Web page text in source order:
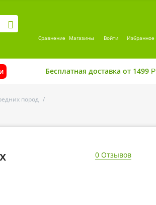
Сравнение Магазины Войти Избранное
Бесплатная доставка от 1499 Р
пород /
0 Отзывов